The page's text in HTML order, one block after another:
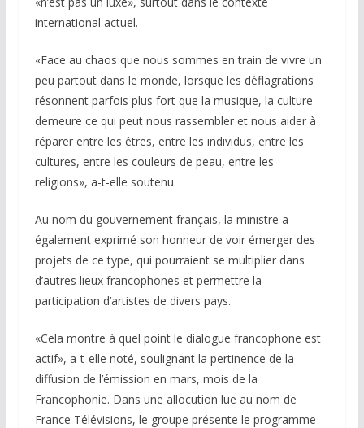
international actuel.
«Face au chaos que nous sommes en train de vivre un
peu partout dans le monde, lorsque les déflagrations
résonnent parfois plus fort que la musique, la culture
demeure ce qui peut nous rassembler et nous aider à
réparer entre les êtres, entre les individus, entre les
cultures, entre les couleurs de peau, entre les
religions», a-t-elle soutenu.
Au nom du gouvernement français, la ministre a
également exprimé son honneur de voir émerger des
projets de ce type, qui pourraient se multiplier dans
d’autres lieux francophones et permettre la
participation d’artistes de divers pays.
«Cela montre à quel point le dialogue francophone est
actif», a-t-elle noté, soulignant la pertinence de la
diffusion de l’émission en mars, mois de la
Francophonie. Dans une allocution lue au nom de
France Télévisions, le groupe présente le programme